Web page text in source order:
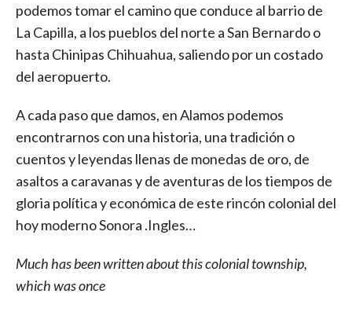
podemos tomar el camino que conduce al barrio de
La Capilla, a los pueblos del norte a San Bernardo o
hasta Chinipas Chihuahua, saliendo por un costado
del aeropuerto.
A cada paso que damos, en Alamos podemos
encontrarnos con una historia, una tradición o
cuentos y leyendas llenas de monedas de oro, de
asaltos a caravanas y de aventuras de los tiempos de
gloria política y económica de este rincón colonial del
hoy moderno Sonora .Ingles…
Much has been written about this colonial township,
which was once